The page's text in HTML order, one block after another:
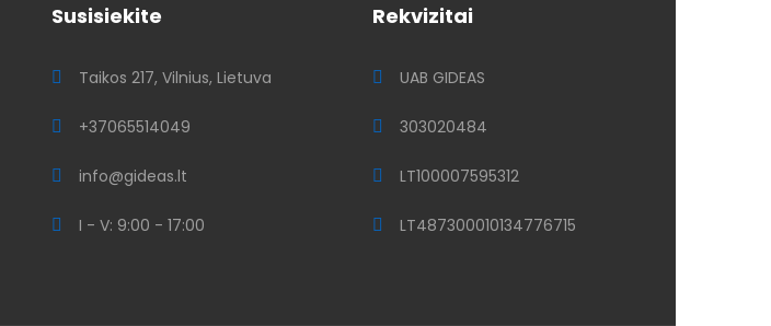
Susisiekite
Taikos 217, Vilnius, Lietuva
+37065514049
info@gideas.lt
I - V: 9:00 - 17:00
Rekvizitai
UAB GIDEAS
303020484
LT100007595312
LT487300010134776715